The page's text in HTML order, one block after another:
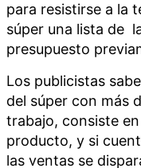
para resistirse a la
súper una lista de
presupuesto
Los publicistas
del súper con más
trabajo, consiste
producto, y si
las ventas se